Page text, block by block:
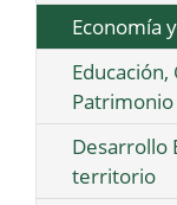
Economía
Desarrollo
territorio